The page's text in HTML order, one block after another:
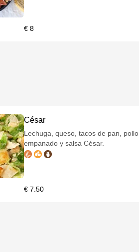
€ 8
César
Lechuga, queso, tacos de pan, pollo
empanado y salsa César.
€ 7.50